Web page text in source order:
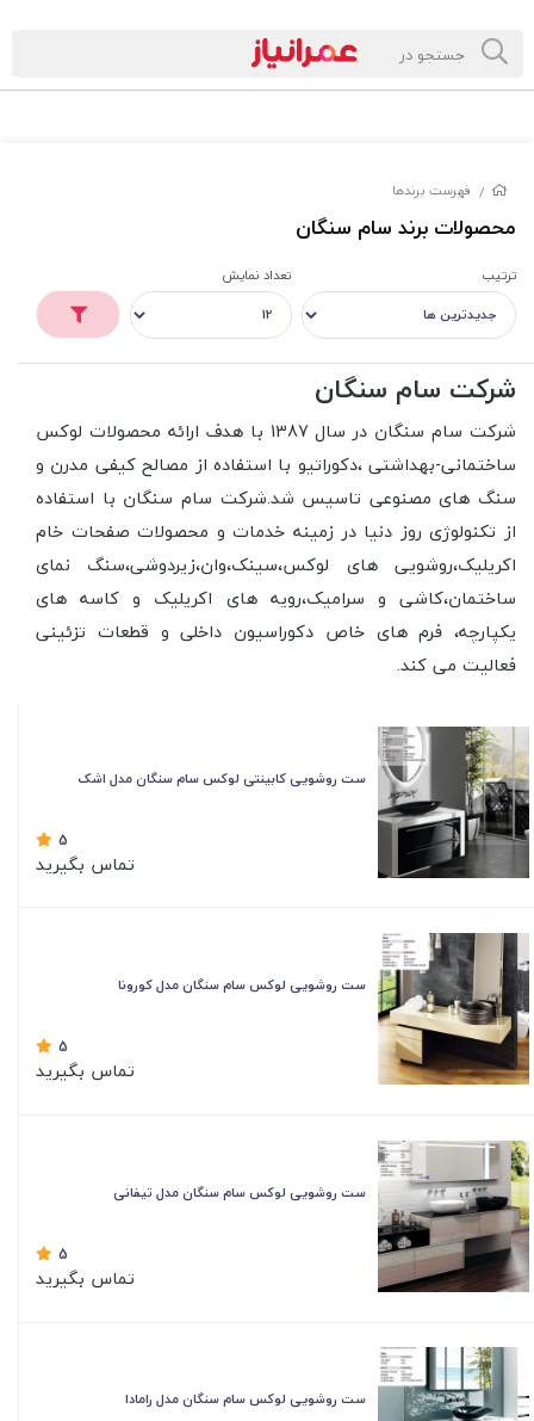
/ فهرست برندها
محصولات برند سام سنگان
ترتیب تعداد نمایش
شرکت سام سنگان
شرکت سام سنگان در سال 1387 با هدف ارائه محصولات لوکس
ساختمانی-بهداشتی ،دکوراتیو با استفاده از مصالح کیفی مدرن و
سنگ های مصنوعی تاسیس شد.شرکت سام سنگان با استفاده
از تکنولوژی روز دنیا در زمینه خدمات و محصولات صفحات خام
اکریلیک،روشویی های لوکس،سینک،وان،زیردوشی،سنگ نمای
ساختمان،کاشی و سرامیک،رویه های اکریلیک و کاسه های
یکپارچه، فرم های خاص دکوراسیون داخلی و قطعات تزئینی
فعالیت می کند.
ست روشویی کابینتی لوکس سام سنگان مدل اشک
5
تماس بگیرید
ست روشویی لوکس سام سنگان مدل کورونا
5
تماس بگیرید
ست روشویی لوکس سام سنگان مدل تیفانی
5
تماس بگیرید
ست روشویی لوکس سام سنگان مدل رامادا